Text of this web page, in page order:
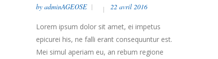
by adminAGEOSE 22 avril 2016
Lorem ipsum dolor sit amet, ei impetus
epicurei his, ne falli erant consequuntur est.
Mei simul aperiam eu, an rebum regione